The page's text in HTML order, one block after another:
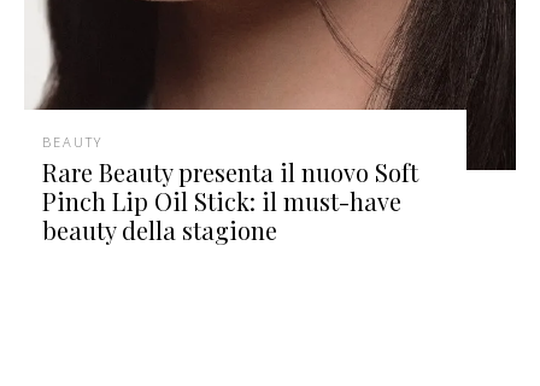
BEAUTY
Rare Beauty presenta il nuovo Soft
Pinch Lip Oil Stick: il must-have
beauty della stagione